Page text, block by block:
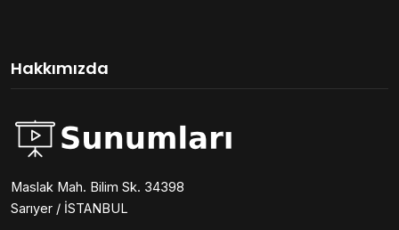
Hakkımızda
Maslak Mah. Bilim Sk. 34398
Sarıyer / İSTANBUL